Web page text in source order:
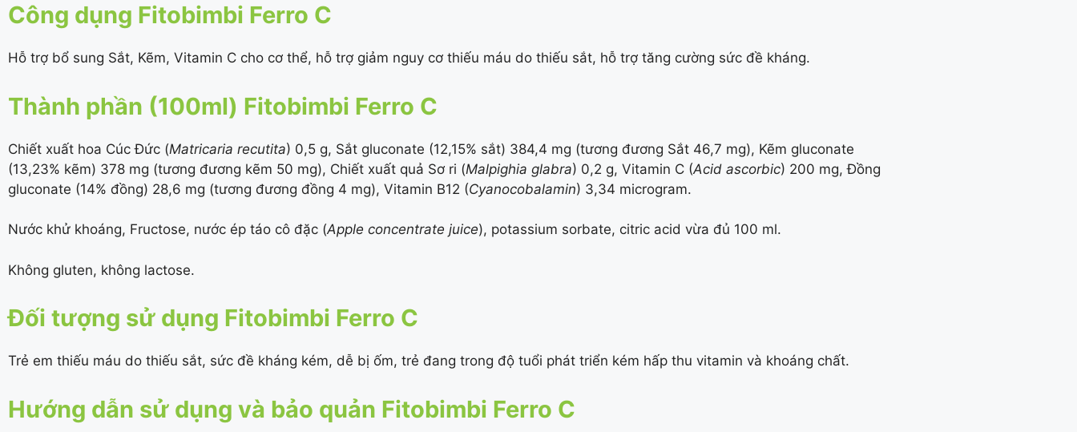
Công dụng Fitobimbi Ferro C
Hỗ trợ bổ sung Sắt, Kẽm, Vitamin C cho cơ thể, hỗ trợ giảm nguy cơ thiếu máu do thiếu sắt, hỗ trợ tăng cường sức đề kháng.
Thành phần (100ml) Fitobimbi Ferro C
Chiết xuất hoa Cúc Đức (Matricaria recutita) 0,5 g, Sắt gluconate (12,15% sắt) 384,4 mg (tương đương Sắt 46,7 mg), Kẽm gluconate
(13,23% kẽm) 378 mg (tương đương kẽm 50 mg), Chiết xuất quả Sơ ri (Malpighia glabra) 0,2 g, Vitamin C (Acid ascorbic) 200 mg, Đồng
gluconate (14% đồng) 28,6 mg (tương đương đồng 4 mg), Vitamin B12 (Cyanocobalamin) 3,34 microgram.
Nước khử khoáng, Fructose, nước ép táo cô đặc (Apple concentrate juice), potassium sorbate, citric acid vừa đủ 100 ml.
Không gluten, không lactose.
Đối tượng sử dụng Fitobimbi Ferro C
Trẻ em thiếu máu do thiếu sắt, sức đề kháng kém, dễ bị ốm, trẻ đang trong độ tuổi phát triển kém hấp thu vitamin và khoáng chất.
Hướng dẫn sử dụng và bảo quản Fitobimbi Ferro C